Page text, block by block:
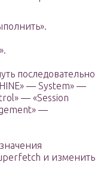
последовательно
— System» —
— «Session
—
и изменить